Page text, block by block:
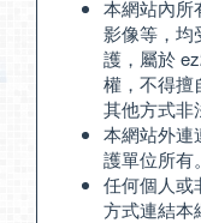
本網站內所
影像等，均
護，屬於
權，不得擅
其他方式非
本網站外連
護單位所有。
任何個人或
方式連結本